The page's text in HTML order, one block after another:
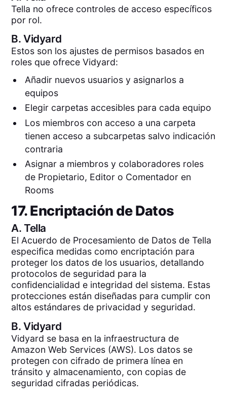
Tella no ofrece controles de acceso específicos
por rol.
B.Vidyard
Estos son los ajustes de permisos basados en
roles que ofrece Vidyard:
Añadir nuevos usuarios y asignarlos a
equipos
Elegir carpetas accesibles para cada equipo
Los miembros con acceso a una carpeta
tienen acceso a subcarpetas salvo indicación
contraria
Asignar a miembros y colaboradores roles
de Propietario, Editor o Comentador en
Rooms
17. Encriptación de Datos
A.Tella
El Acuerdo de Procesamiento de Datos de Tella
especifica medidas como encriptación para
proteger los datos de los usuarios, detallando
protocolos de seguridad para la
confidencialidad e integridad del sistema. Estas
protecciones están diseñadas para cumplir con
altos estándares de privacidad y seguridad.
B.Vidyard
Vidyard se basa en la infraestructura de
Amazon Web Services (AWS). Los datos se
protegen con cifrado de primera línea en
tránsito y almacenamiento, con copias de
seguridad cifradas periódicas.